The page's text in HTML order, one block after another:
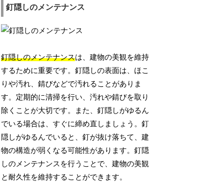
釘隠しのメンテナンス
釘隠しのメンテナンスは、建物の美観を維持
するために重要です。釘隠しの表面は、ほこ
りや汚れ、錆びなどで汚れることがありま
す。定期的に清掃を行い、汚れや錆びを取り
除くことが大切です。また、釘隠しがゆるん
でいる場合は、すぐに締め直しましょう。釘
隠しがゆるんでいると、釘が抜け落ちて、建
物の構造が弱くなる可能性があります。釘隠
しのメンテナンスを行うことで、建物の美観
と耐久性を維持することができます。